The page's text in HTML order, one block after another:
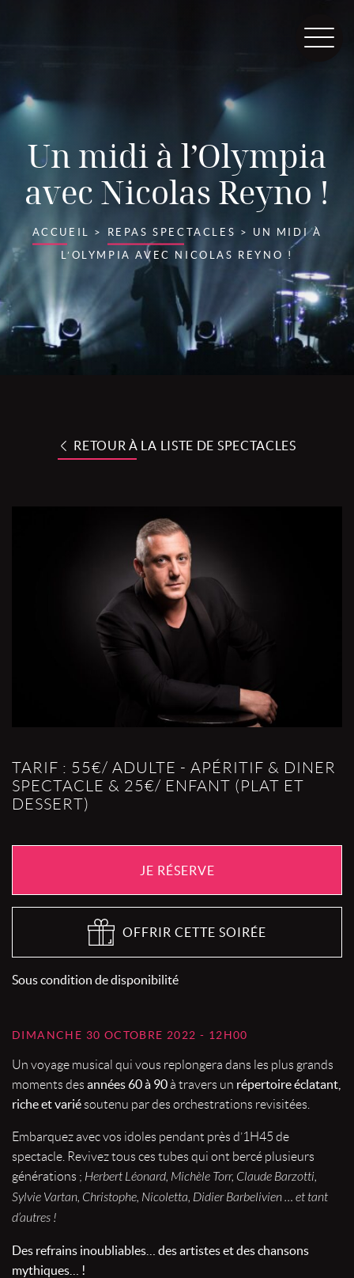
Un midi à l’Olympia
avec Nicolas Reyno !
ACCUEIL > REPAS SPECTACLES > UN MIDI À
L’OLYMPIA AVEC NICOLAS REYNO !
RETOUR À LA LISTE DE SPECTACLES
TARIF : 55€/ ADULTE - APÉRITIF & DINER
SPECTACLE & 25€/ ENFANT (PLAT ET
DESSERT)
JE RÉSERVE
OFFRIR CETTE SOIRÉE
Sous condition de disponibilité
DIMANCHE 30 OCTOBRE 2022 - 12H00
Un voyage musical qui vous replongera dans les plus grands
moments des années 60 à 90 à travers un répertoire éclatant,
riche et variésoutenu par des orchestrations revisitées.
Embarquez avec vos idoles pendant près d’1H45 de
spectacle. Revivez tous ces tubes qui ont bercé plusieurs
générations ; Herbert Léonard, Michèle Torr, Claude Barzotti,
Sylvie Vartan, Christophe, Nicoletta, Didier Barbelivien … et tant
d’autres !
Des refrains inoubliables… des artistes et des chansons
mythiques… !